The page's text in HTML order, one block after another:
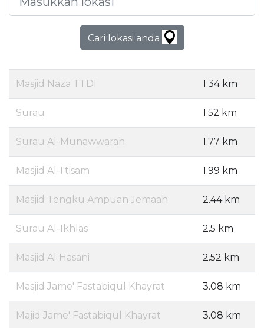
Cari lokasi anda
Masjid Naza TTDI 1.34 km
Surau 1.52 km
Surau Al-Munawwarah 1.77 km
Masjid Al-I'tisam 1.99 km
Masjid Tengku Ampuan Jemaah 2.44 km
Surau Al-Ikhlas 2.5 km
Masjid Al Hasani 2.52 km
Masjid Jame' Fastabiqul Khayrat 3.08 km
Majid Jame' Fastabiqul Khayrat 3.08 km